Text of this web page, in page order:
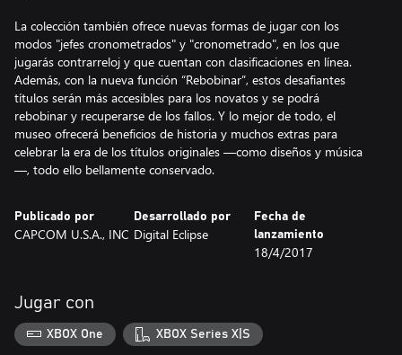
La colección también ofrece nuevas formas de jugar con los
modos "jefes cronometrados" y "cronometrado", en los que
jugarás contrarreloj y que cuentan con clasificaciones en línea.
Además, con la nueva función “Rebobinar”, estos desafiantes
títulos serán más accesibles para los novatos y se podrá
rebobinar y recuperarse de los fallos. Y lo mejor de todo, el
museo ofrecerá beneficios de historia y muchos extras para
celebrar la era de los títulos originales —como diseños y música
—, todo ello bellamente conservado.
Publicado por
CAPCOM U.S.A., INC
Desarrollado por
Digital Eclipse
Fecha de
lanzamiento
18/4/2017
Jugar con
XBOX One XBOX Series X|S